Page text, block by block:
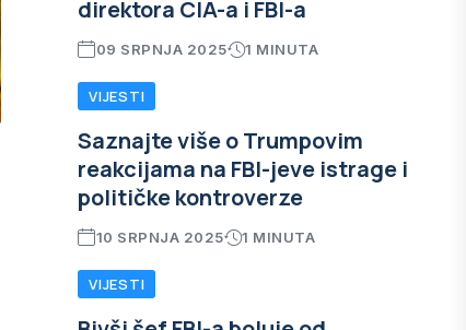
direktora CIA-a i FBI-a
09 SRPNJA 2025 1 MINUTA
VIJESTI
Saznajte više o Trumpovim
reakcijama na FBI-jeve istrage i
političke kontroverze
10 SRPNJA 2025 1 MINUTA
VIJESTI